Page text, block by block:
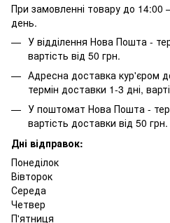
При замовленні товару до 14:00
день.
У відділення Нова Пошта -
вартість від 50 грн.
Адресна доставка кур'єром
термін доставки 1-3 дні,
У поштомат Нова Пошта -
вартість доставки від 50 грн.
Дні відправок:
Понеділок
Вівторок
Середа
Четвер
П'ятниця